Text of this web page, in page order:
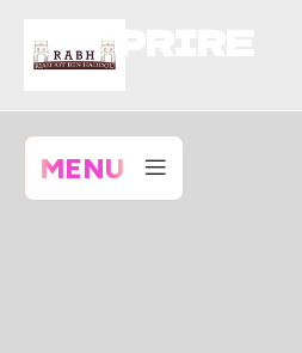
MENU
SCOPRIRE